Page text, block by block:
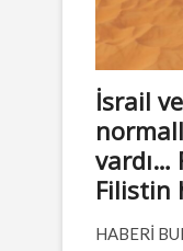
İsrail
vardı…
Filistin
HABERİ